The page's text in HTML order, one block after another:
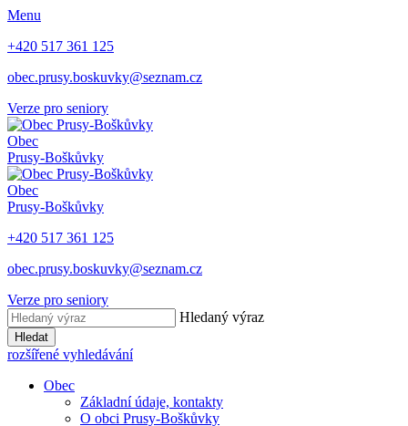
Menu
+420 517 361 125
obec.prusy.boskuvky@seznam.cz
Verze pro seniory
Obec
Prusy-Boškůvky
Obec
Prusy-Boškůvky
+420 517 361 125
obec.prusy.boskuvky@seznam.cz
Verze pro seniory
Hledaný výraz
Hledat
rozšířené vyhledávání
Obec
Základní údaje, kontakty
O obci Prusy-Boškůvky